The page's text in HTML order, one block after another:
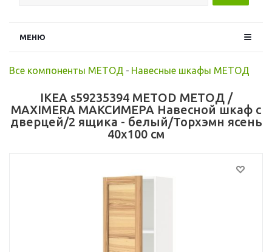
МЕНЮ
Все компоненты МЕТОД - Навесные шкафы МЕТОД
IKEA s59235394 METOD МЕТОД /
MAXIMERA МАКСИМЕРА Навесной шкаф с
дверцей/2 ящика - белый/Торхэмн ясень
40x100 см